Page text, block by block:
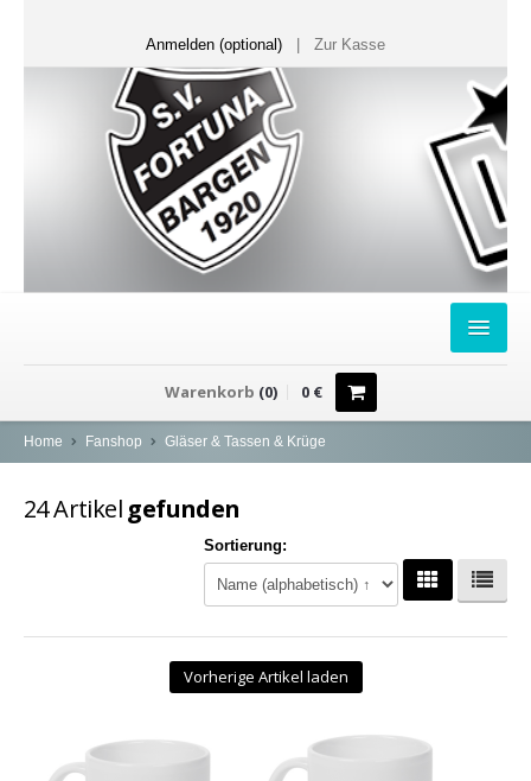
Anmelden (optional) Zur Kasse
FANSHOP
T-Shirts
Kochen & Grillen
Aufkleber & Handys & Mousepads
Polo`s & Hemden
Warenkorb (0) 0€
Home Fanshop Gläser & Tassen & Krüge
24Artikel gefunden
Sortierung:
Vorherige Artikel laden